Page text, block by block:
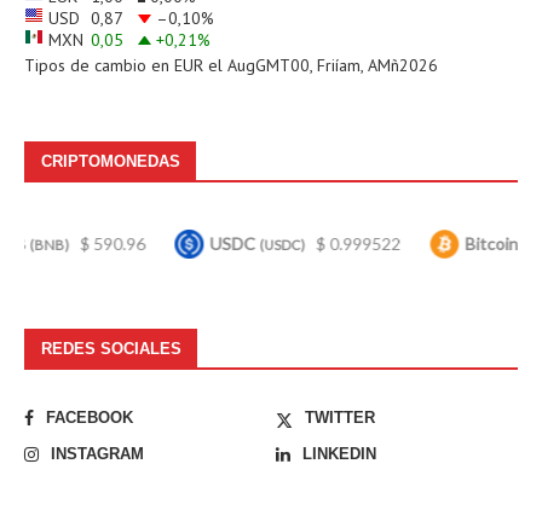
USD 0,87 –0,10%
MXN 0,05 +0,21%
Tipos de cambio en EUR el AugGMT00, Friíam, AMñ2026
CRIPTOMONEDAS
$ 590.96 USDC(USDC) $ 0.999522 Bitcoin(BTC) $
REDES SOCIALES
FACEBOOK
TWITTER
INSTAGRAM
LINKEDIN